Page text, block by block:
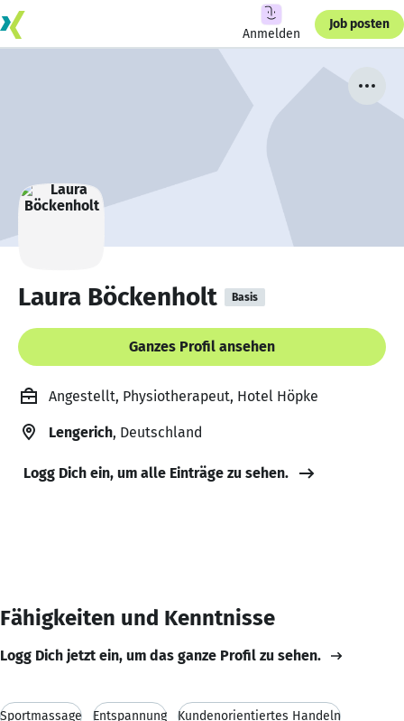
Anmelden
Job posten
Laura Böckenholt Basis
Ganzes Profil ansehen
Angestellt, Physiotherapeut, Hotel Höpke
Lengerich, Deutschland
Logg Dich ein, um alle Einträge zu sehen.
Fähigkeiten und Kenntnisse
Logg Dich jetzt ein, um das ganze Profil zu sehen.
Sportmassage Entspannung Kundenorientiertes Handeln